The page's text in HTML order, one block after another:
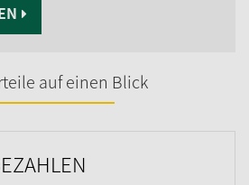
auf einen Blick